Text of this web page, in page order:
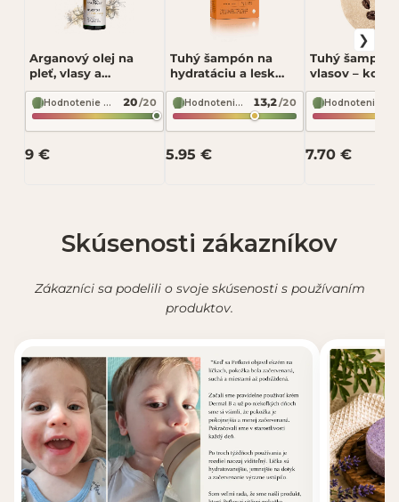
Odoslať recenziu
Recenzia bude zverejnená po schválení.
Arganový olej na
pleť, vlasy a
pokožku –
hydratácia a
regenerácia 50 ml –
Soaphoria
Hodnotenie zloženia podľa INCI Beauty 20/20
9 €
Tuhý šampón na
hydratáciu a lesk
vlasov – biotín,
neroli, biely čaj 60 g
– two Hydrate
Hodnotenie zloženia podľa INCI Beauty 13,2/20
5.95 €
Tuhý šampón
vlasov –
marocký íl 60
Mydlove
7.70 €
Skúsenosti zákazníkov
Zákazníci sa podelili o svoje skúsenosti s používaním
produktov.